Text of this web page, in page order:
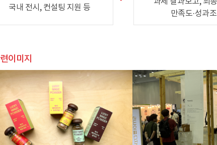
국내 전시, 컨설팅 지원 등
만족도·성과
이미지